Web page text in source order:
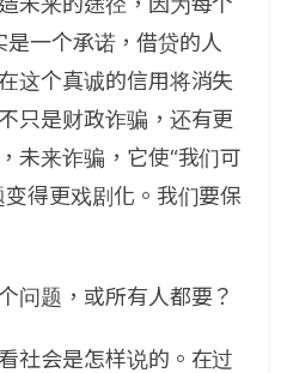
一个承诺，借贷的人
这个真诚的信用将消失
只是财政诈骗，还有更
未来诈骗，它使“我们可
得更戏剧化。我们要保
问题，或所有人都要？
社会是怎样说的。在过